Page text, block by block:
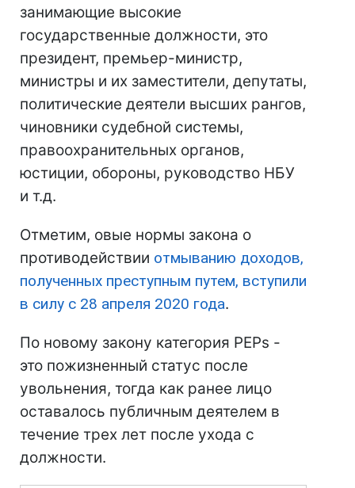
занимающие высокие
государственные должности, это
президент, премьер-министр,
министры и их заместители, депутаты,
политические деятели высших рангов,
чиновники судебной системы,
правоохранительных органов,
юстиции, обороны, руководство НБУ
и т.д.
Отметим, овые нормы закона о
противодействии отмыванию доходов,
полученных преступным путем, вступили
в силу с 28 апреля 2020 года.
По новому закону категория PEPs -
это пожизненный статус после
увольнения, тогда как ранее лицо
оставалось публичным деятелем в
течение трех лет после ухода с
должности.